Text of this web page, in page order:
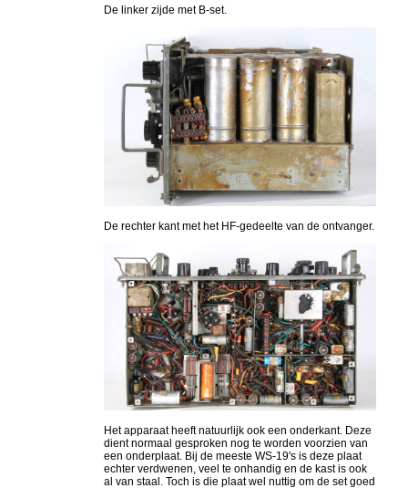
De linker zijde met B-set.
De rechter kant met het HF-gedeelte van de ontvanger.
Het apparaat heeft natuurlijk ook een onderkant. Deze
dient normaal gesproken nog te worden voorzien van
een onderplaat. Bij de meeste WS-19's is deze plaat
echter verdwenen, veel te onhandig en de kast is ook
al van staal. Toch is die plaat wel nuttig om de set goed